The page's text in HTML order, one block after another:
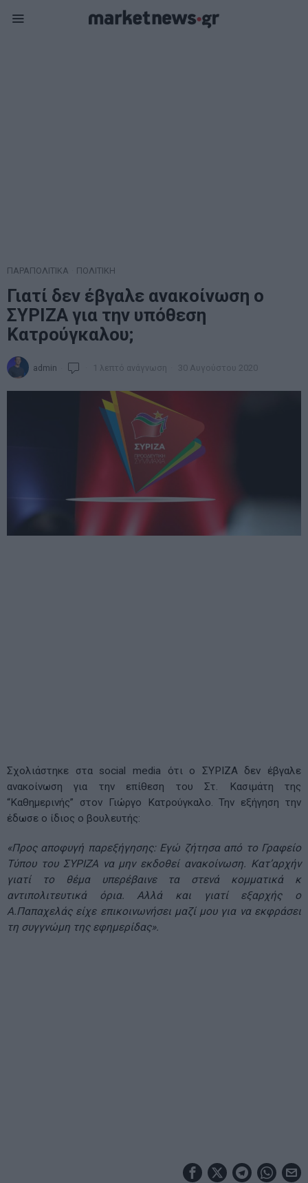
ΠΑΡΑΠΟΛΙΤΙΚΑ ΠΟΛΙΤΙΚΗ
Γιατί δεν έβγαλε ανακοίνωση ο
ΣΥΡΙΖΑ για την υπόθεση
Κατρούγκαλου;
admin 1 λεπτό ανάγνωση 30 Αυγούστου 2020
Σχολιάστηκε στα social media ότι ο ΣΥΡΙΖΑ δεν έβγαλε
ανακοίνωση για την επίθεση του Στ. Κασιμάτη της
“Καθημερινής” στον Γιώργο Κατρούγκαλο. Την εξήγηση την
έδωσε ο ίδιος ο βουλευτής:
«Προς αποφυγή παρεξήγησης: Εγώ ζήτησα από το Γραφείο
Τύπου του ΣΥΡΙΖΑ να μην εκδοθεί ανακοίνωση. Κατ’αρχήν
γιατί το θέμα υπερέβαινε τα στενά κομματικά κ
αντιπολιτευτικά όρια. Αλλά και γιατί εξαρχής ο
Α.Παπαχελάς είχε επικοινωνήσει μαζί μου για να εκφράσει
τη συγγνώμη της εφημερίδας».